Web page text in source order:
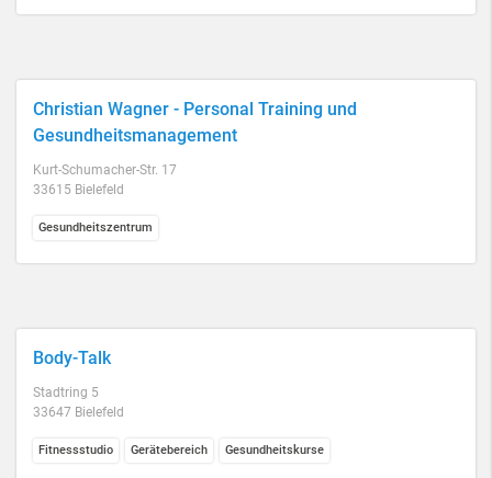
Christian Wagner - Personal Training und
Gesundheitsmanagement
Kurt-Schumacher-Str. 17
33615 Bielefeld
Gesundheitszentrum
Body-Talk
Stadtring 5
33647 Bielefeld
Fitnessstudio Gerätebereich Gesundheitskurse